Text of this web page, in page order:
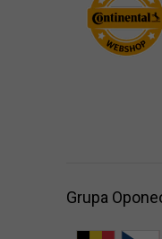
Grupa